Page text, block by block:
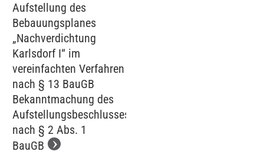
Aufstellung des
Bebauungsplanes
„Nachverdichtung
Karlsdorf I“ im
vereinfachten Verfahren
nach § 13 BauGB
Bekanntmachung des
Aufstellungsbeschlusses
nach § 2 Abs. 1
BauGB